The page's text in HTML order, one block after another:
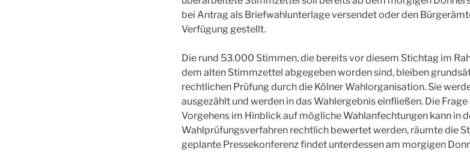
bei Antrag als Briefwahlunterlage versendet oder den
Verfügung gestellt.
Die rund 53.000 Stimmen, die bereits vor diesem Stichtag im
dem alten Stimmzettel abgegeben worden sind, bleiben
rechtlichen Prüfung durch die Kölner Wahlorganisation. Sie
ausgezählt und werden in das Wahlergebnis einfließen. Die
Vorgehens im Hinblick auf mögliche Wahlanfechtungen kann in
Wahlprüfungsverfahren rechtlich bewertet werden, räumte die
geplante Pressekonferenz findet unterdessen am morgigen